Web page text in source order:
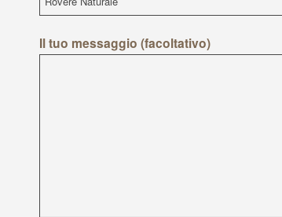
Il tuo messaggio (facoltativo)